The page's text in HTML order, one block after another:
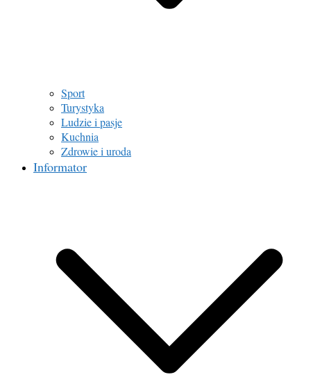
Sport
Turystyka
Ludzie i pasje
Kuchnia
Zdrowie i uroda
Informator